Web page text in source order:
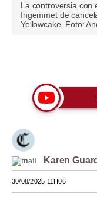
Lujo
Estilos
EEUU
México
La controversia con
Ingemmet de
Yellowcake. Foto:
Karen
30/08/2025 11H06